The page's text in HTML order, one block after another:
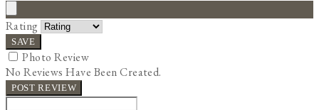
Rating
SAVE
Photo Review
No Reviews Have Been Created.
POST REVIEW